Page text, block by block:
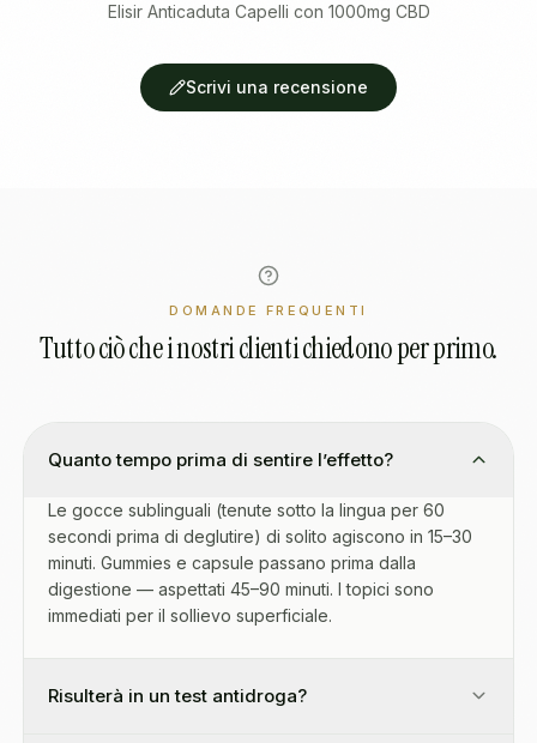
Elisir Anticaduta Capelli con 1000mg CBD
Scrivi una recensione
DOMANDE FREQUENTI
Tutto ciò che i nostri clienti chiedono per primo.
Quanto tempo prima di sentire l’effetto?
Le gocce sublinguali (tenute sotto la lingua per 60
secondi prima di deglutire) di solito agiscono in 15–30
minuti. Gummies e capsule passano prima dalla
digestione — aspettati 45–90 minuti. I topici sono
immediati per il sollievo superficiale.
Risulterà in un test antidroga?